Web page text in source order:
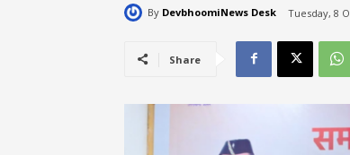
By DevbhoomiNews Desk Tuesday, 8
Share